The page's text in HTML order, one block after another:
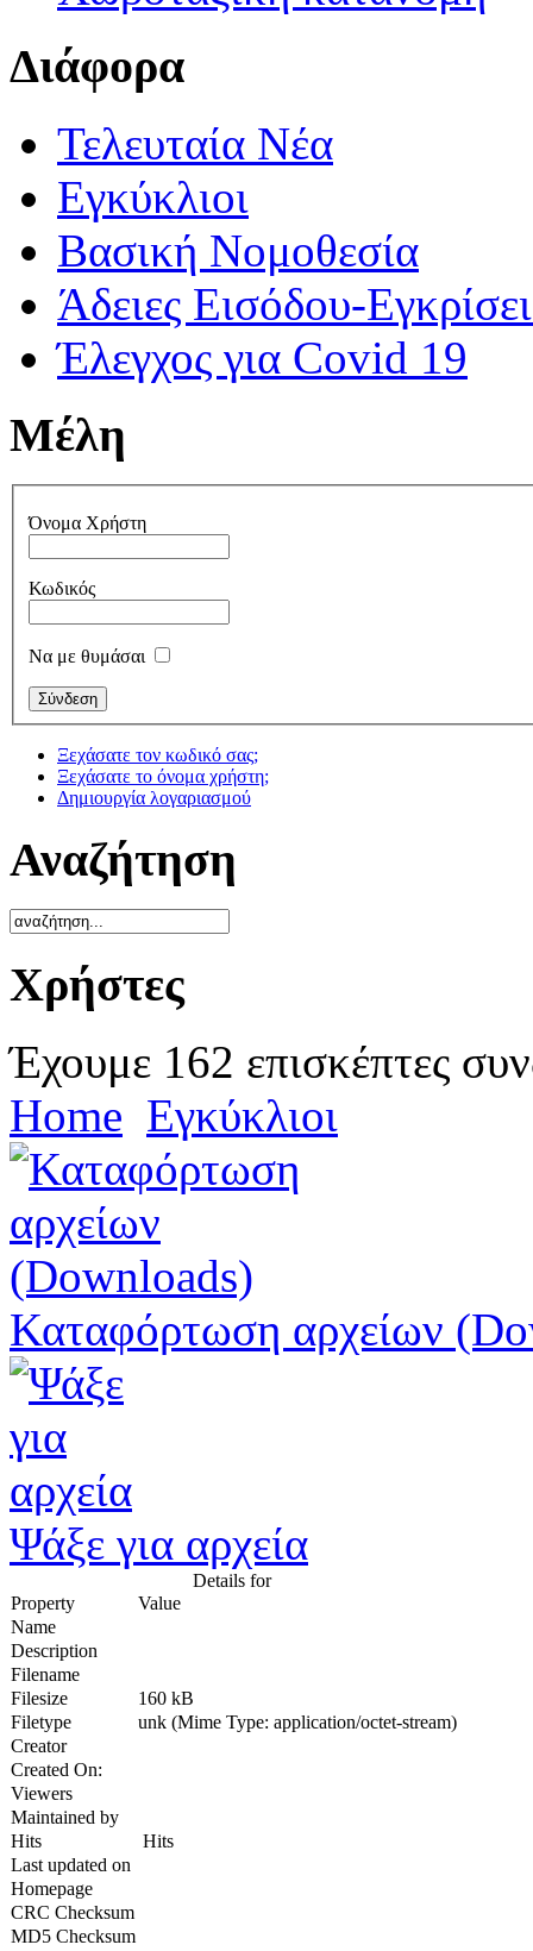
Διάφορα
Τελευταία Νέα
Εγκύκλιοι
Βασική Νομοθεσία
Άδειες Εισόδου-
Έλεγχος για Covid 19
Μέλη
Όνομα Χρήστη
Κωδικός
Να με θυμάσαι
Ξεχάσατε τον κωδικό σας;
Ξεχάσατε το όνομα χρήστη;
Δημιουργία λογαριασμού
Αναζήτηση
Χρήστες
Έχουμε 162 επισκέπτες
Home Εγκύκλιοι
Καταφόρτωση αρχείων
Ψάξε για αρχεία
Details for
Property
Value
Name
Description
Filename
Filesize
160 kB
Filetype
unk (Mime Type: application/octet-stream)
Creator
Created On:
Viewers
Maintained by
Hits
Hits
Last updated on
Homepage
CRC Checksum
MD5 Checksum